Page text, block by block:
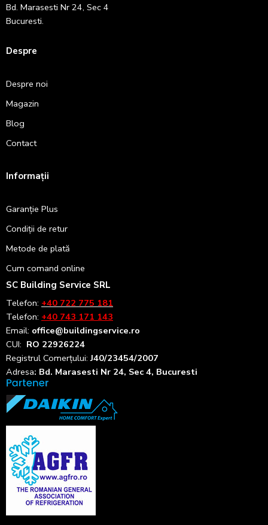
Bd. Marasesti Nr 24, Sec 4
Bucuresti.
Despre
Despre noi
Magazin
Blog
Contact
Informații
Garanție Plus
Condiții de retur
Metode de plată
Cum comand online
SC Building Service SRL
Telefon: +40 722 775 181
Telefon: +40 743 171 143
Email: office@buildingservice.ro
CUI: RO 22926224
Registrul Comerțului:J40/23454/2007
Adresa: Bd. Marasesti Nr 24, Sec 4, Bucuresti